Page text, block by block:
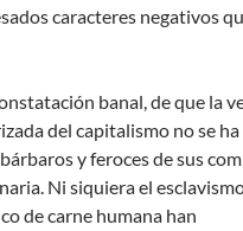
caracteres negativos
banal, de que la
del capitalismo no se ha
y feroces de sus
Ni siquiera el
de carne humana han